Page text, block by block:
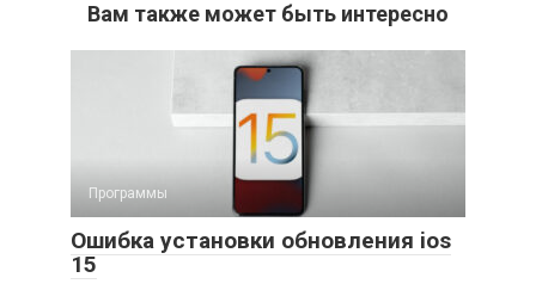
Вам также может быть интересно
Программы
Ошибка установки обновления ios
15